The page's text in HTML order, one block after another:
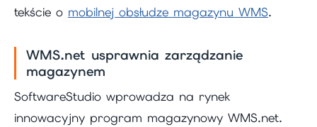
tekście o mobilnej obsłudze magazynu WMS.
WMS.net usprawnia zarządzanie
magazynem
SoftwareStudio wprowadza na rynek
innowacyjny program magazynowy WMS.net.